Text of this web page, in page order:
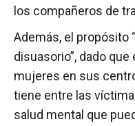
los compañeros de
Además, el propósito
disuasorio”, dado
mujeres en sus
tiene entre las
salud mental que